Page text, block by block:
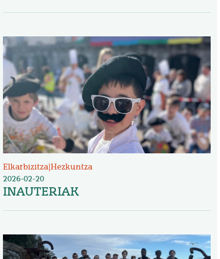
Irudia
Elkarbizitza| Hezkuntza
2026-02-20
INAUTERIAK
Irudia